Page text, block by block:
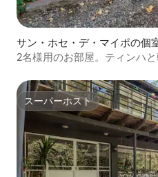
サン・ホセ・デ・マイポの個
2名様用のお部屋。ティンハと
スーパーホスト
スーパーホスト